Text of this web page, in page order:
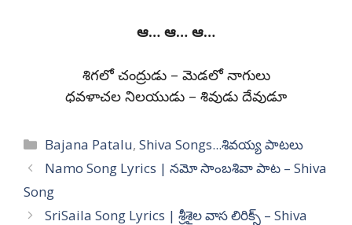
ఆ… ఆ… ఆ…
శిగలో చంద్రుడు – మెడలో నాగులు
ధవళాచల నిలయుడు – శివుడు దేవుడూ
Categories
Bajana Patalu,Shiva Songs...శివయ్య పాటలు
Namo Song Lyrics | నమో సాంబశివా పాట – Shiva
Song
SriSaila Song Lyrics | శ్రీశైల వాస లిరిక్స్ – Shiva